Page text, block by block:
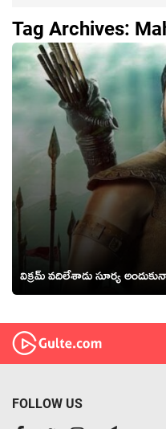
Tag Archives:
విక్రమ్ వదిలేశాడు సూర్య
FOLLOW US